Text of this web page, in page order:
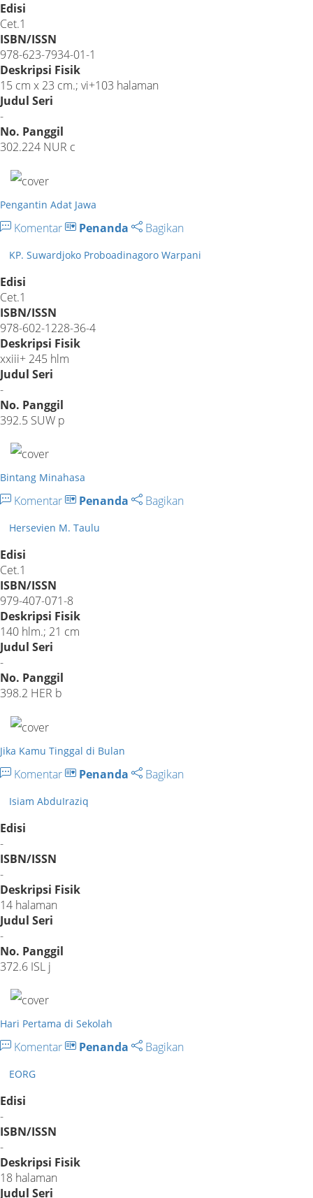
Edisi
Cet.1
ISBN/ISSN
978-623-7934-01-1
Deskripsi Fisik
15 cm x 23 cm.; vi+103 halaman
Judul Seri
-
No. Panggil
302.224 NUR c
Pengantin Adat Jawa
Komentar Penanda Bagikan
KP. Suwardjoko Proboadinagoro Warpani
Edisi
Cet.1
ISBN/ISSN
978-602-1228-36-4
Deskripsi Fisik
xxiii+ 245 hlm
Judul Seri
-
No. Panggil
392.5 SUW p
Bintang Minahasa
Komentar Penanda Bagikan
Hersevien M. Taulu
Edisi
Cet.1
ISBN/ISSN
979-407-071-8
Deskripsi Fisik
140 hlm.; 21 cm
Judul Seri
-
No. Panggil
398.2 HER b
Jika Kamu Tinggal di Bulan
Komentar Penanda Bagikan
Isiam AbduIraziq
Edisi
-
ISBN/ISSN
-
Deskripsi Fisik
14 halaman
Judul Seri
-
No. Panggil
372.6 ISL j
Hari Pertama di Sekolah
Komentar Penanda Bagikan
EORG
Edisi
-
ISBN/ISSN
-
Deskripsi Fisik
18 halaman
Judul Seri